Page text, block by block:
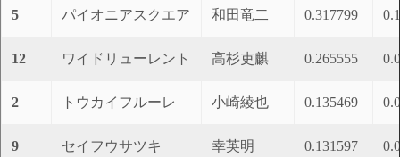
5 パイオニアスクエア 和田竜二 0.317799
12 ワイドリューレント 高杉吏麒 0.265555
2 トウカイフルーレ 小崎綾也 0.135469
9 セイフウサツキ 幸英明 0.131597